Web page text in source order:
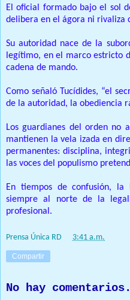
El oficial formado bajo el sol
delibera en el ágora ni rivaliza
Su autoridad nace de la
legítimo, en el marco estricto
cadena de mando.
Como señaló Tucídides, “el
de la autoridad, la obediencia
Los guardianes del orden no
mantienen la vela izada en
permanentes: disciplina,
las voces del populismo
En tiempos de confusión,
siempre al norte de la
profesional.
Prensa Única RD 3:41 a.m.
Compartir
No hay